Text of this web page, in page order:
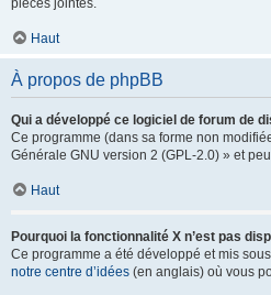
pièces jointes.
Haut
À propos de phpBB
Qui a développé ce logiciel de forum de
Ce programme (dans sa forme non
Générale GNU version 2 (GPL-2.0) » et
Haut
Pourquoi la fonctionnalité X n’est pas
Ce programme a été développé et mis
notre centre d’idées (en anglais) où vous